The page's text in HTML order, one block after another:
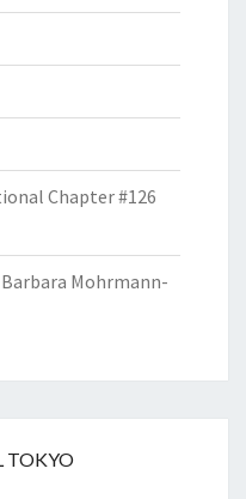
Chapter #126
Barbara Mohrmann-
TOKYO